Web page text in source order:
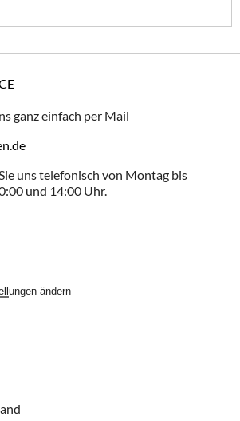
ganz einfach per Mail
uns telefonisch von Montag bis
und 14:00 Uhr.
ändern